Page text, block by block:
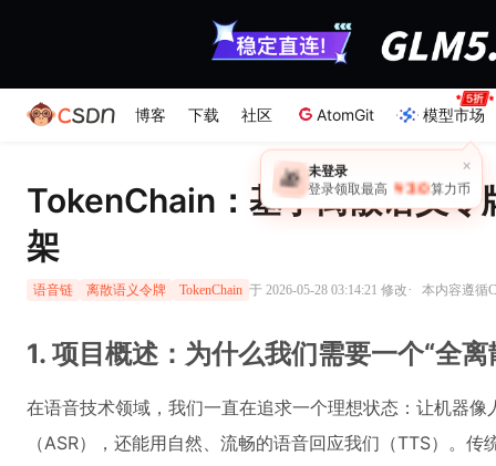
博客 下载 社区 AtomGit 模型市场
×
🎁 未登录
登录领取最高 ￥30 算力币
TokenChain：基于离散语义令
架
语音链 离散语义令牌 TokenChain 于 2026-05-28 03:14:21 修改· 本内容遵循
1. 项目概述：为什么我们需要一个“全
在语音技术领域，我们一直在追求一个理想状态：让机器
（ASR），还能用自然、流畅的语音回应我们（TTS）。